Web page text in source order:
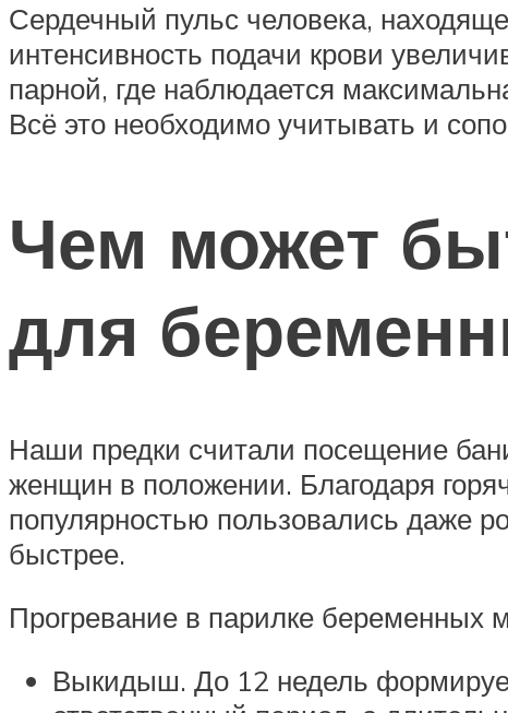
Сердечный пульс человека,
интенсивность подачи крови
парной, где наблюдается
Всё это необходимо учитывать и
Чем может
для
Наши предки считали посещение
женщин в положении. Благодаря
популярностью пользовались даже
быстрее.
Прогревание в парилке беременных
Выкидыш. До 12 недель